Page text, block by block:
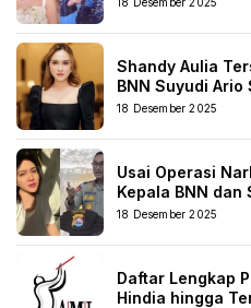
Shandy Aulia
BNN Suyudi Ario
18 Desember 2025
Usai Operasi
Kepala BNN
18 Desember 2025
Daftar Lengkap
Hindia hingga